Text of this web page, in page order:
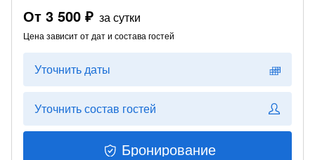
От 3 500 ₽ за сутки
Цена зависит от дат и состава гостей
Уточнить даты
Уточнить состав гостей
Бронирование